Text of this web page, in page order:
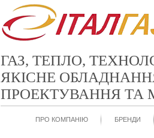
ГАЗ, ТЕПЛО,
ЯКІСНЕ
ПРОЕКТУВАННЯ ТА
ПРО КОМПАНІЮ БРЕНДИ